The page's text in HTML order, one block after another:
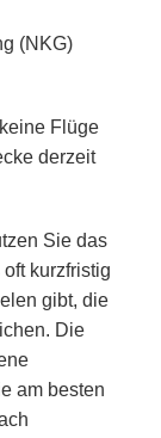
(NKG)
Flüge
derzeit
Sie das
kurzfristig
gibt, die
Die
am besten